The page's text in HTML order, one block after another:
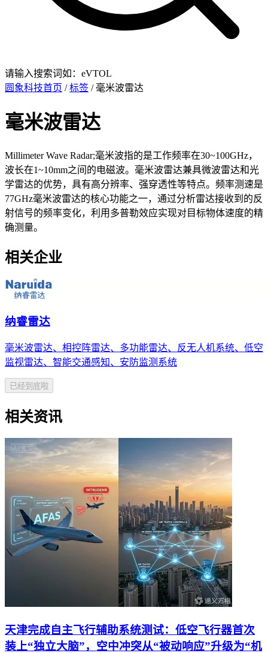
请输入搜索词如：eVTOL
圆象科技首页 /标签 / 毫米波雷达
毫米波雷达
Millimeter Wave Radar;毫米波指的是工作频率在30~100GHz，
波长在1~10mm之间的电磁波。毫米波雷达兼具微波雷达和光
学雷达的优势，具有高分辨率、强穿透性等特点。频率测速是
77GHz毫米波雷达的核心功能之一，通过分析雷达接收到的反
射信号的频率变化，利用多普勒效应实现对目标物体速度的精
确测量。
相关企业
纳睿雷达
毫米波雷达、相控阵雷达、多功能雷达、反无人机系统、低空
监视雷达、智能交通感知、安防监测系统
已经到底啦
相关资讯
天津完成自主飞行辅助系统测试：低空飞行器首次
装上“独立大脑”，空中冲突从“被动响应”升级为“机